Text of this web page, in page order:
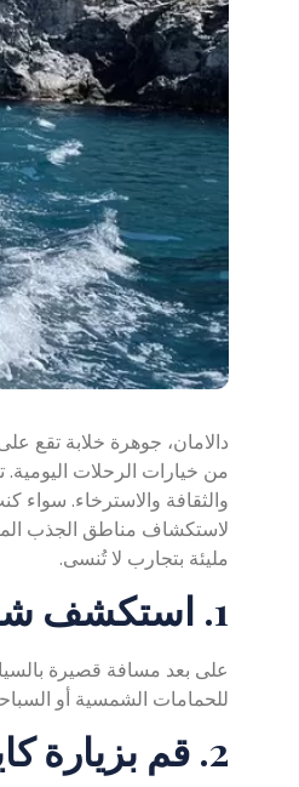
دالامان، جوهرة خلابة تقع
من خيارات الرحلات اليومية.
والثقافة والاسترخاء. سواء
لاستكشاف مناطق الجذب
مليئة بتجارب لا تُنسى.
1. استكشف شاطئ أولودينيز
على بعد مسافة قصيرة
للحمامات الشمسية أو
2. قم بزيارة كاياكوي